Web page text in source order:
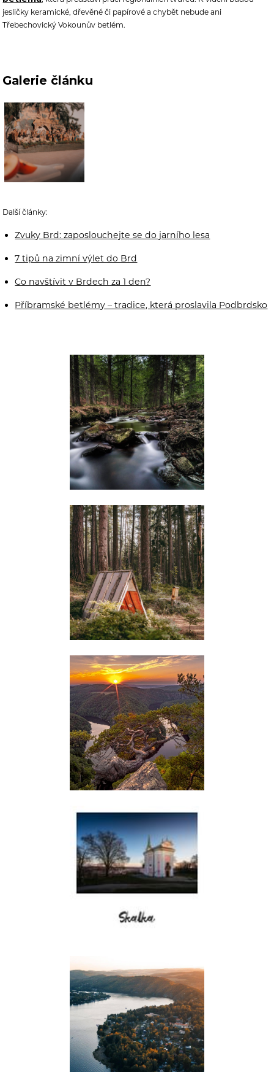
jesličky keramické, dřevěné či papírové a chybět nebude ani
Třebechovický Vokounův betlém.
Galerie článku
Další články:
Zvuky Brd: zaposlouchejte se do jarního lesa
7 tipů na zimní výlet do Brd
Co navštívit v Brdech za 1 den?
Příbramské betlémy – tradice, která proslavila Podbrdsko